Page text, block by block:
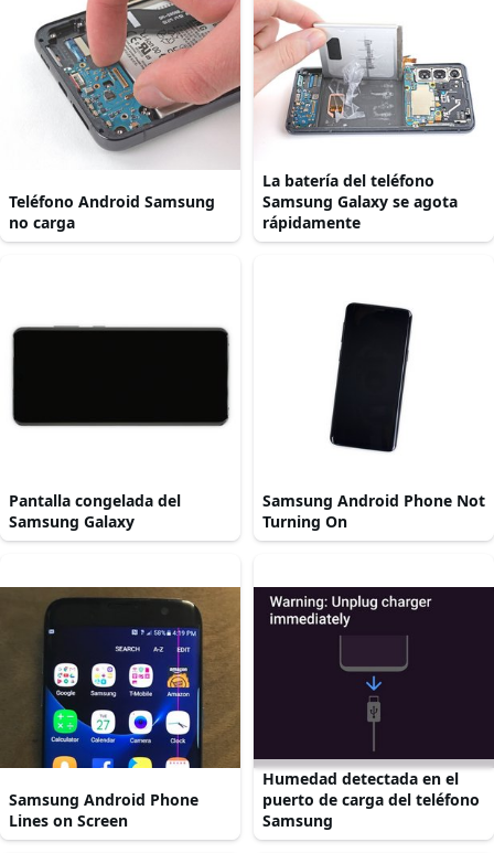
Teléfono Android Samsung
no carga
La batería del teléfono
Samsung Galaxy se agota
rápidamente
Pantalla congelada del
Samsung Galaxy
Samsung Android Phone Not
Turning On
Samsung Android Phone
Lines on Screen
Humedad detectada en el
puerto de carga del teléfono
Samsung